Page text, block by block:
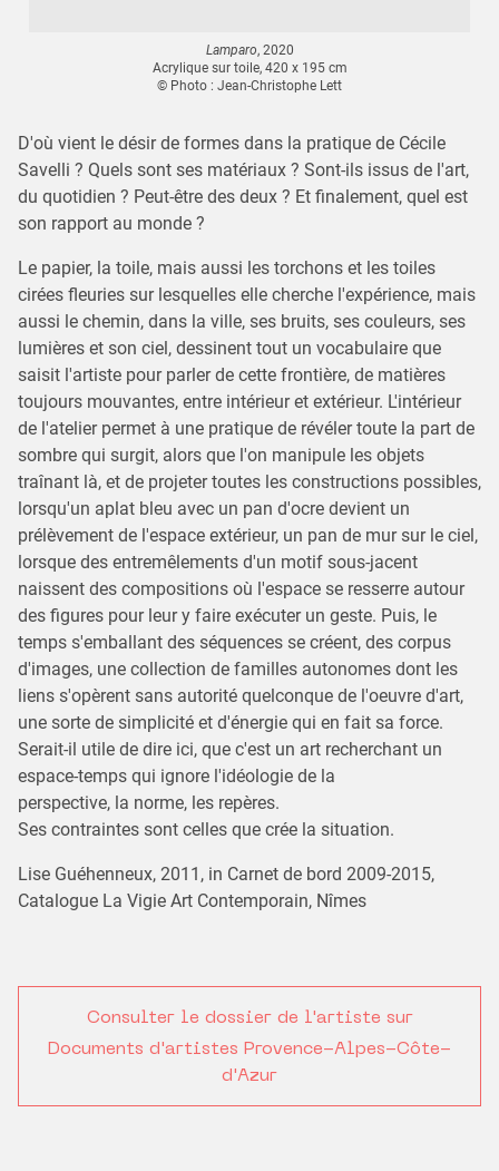
Lamparo, 2020
Acrylique sur toile, 420 x 195 cm
© Photo : Jean-Christophe Lett
D'où vient le désir de formes dans la pratique de Cécile
Savelli ? Quels sont ses matériaux ? Sont-ils issus de l'art,
du quotidien ? Peut-être des deux ? Et finalement, quel est
son rapport au monde ?
Le papier, la toile, mais aussi les torchons et les toiles
cirées fleuries sur lesquelles elle cherche l'expérience, mais
aussi le chemin, dans la ville, ses bruits, ses couleurs, ses
lumières et son ciel, dessinent tout un vocabulaire que
saisit l'artiste pour parler de cette frontière, de matières
toujours mouvantes, entre intérieur et extérieur. L'intérieur
de l'atelier permet à une pratique de révéler toute la part de
sombre qui surgit, alors que l'on manipule les objets
traînant là, et de projeter toutes les constructions possibles,
lorsqu'un aplat bleu avec un pan d'ocre devient un
prélèvement de l'espace extérieur, un pan de mur sur le ciel,
lorsque des entremêlements d'un motif sous-jacent
naissent des compositions où l'espace se resserre autour
des figures pour leur y faire exécuter un geste. Puis, le
temps s'emballant des séquences se créent, des corpus
d'images, une collection de familles autonomes dont les
liens s'opèrent sans autorité quelconque de l'oeuvre d'art,
une sorte de simplicité et d'énergie qui en fait sa force.
Serait-il utile de dire ici, que c'est un art recherchant un
espace-temps qui ignore l'idéologie de la
perspective, la norme, les repères.
Ses contraintes sont celles que crée la situation.
Lise Guéhenneux, 2011, in Carnet de bord 2009-2015,
Catalogue La Vigie Art Contemporain, Nîmes
Consulter le dossier de l'artiste sur
Documents d'artistes Provence-Alpes-Côte-
d'Azur